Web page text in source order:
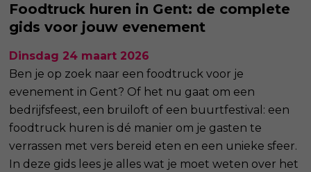
Foodtruck huren in Gent: de complete
gids voor jouw evenement
Dinsdag 24 maart 2026
Ben je op zoek naar een foodtruck voor je
evenement in Gent? Of het nu gaat om een
bedrijfsfeest, een bruiloft of een buurtfestival: een
foodtruck huren is dé manier om je gasten te
verrassen met vers bereid eten en een unieke sfeer.
In deze gids lees je alles wat je moet weten over het